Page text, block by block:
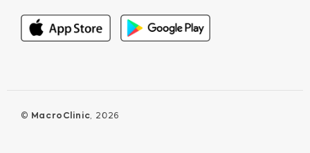
© MacroClinic, 2026